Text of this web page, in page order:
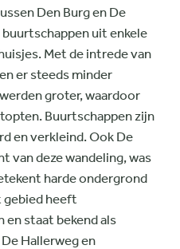
Den Burg en De
buurtschappen uit enkele
Met de intrede van
er steeds minder
groter, waardoor
Buurtschappen zijn
en verkleind. Ook De
van deze wandeling, was
harde ondergrond
gebied heeft
en staat bekend als
Hallerweg en